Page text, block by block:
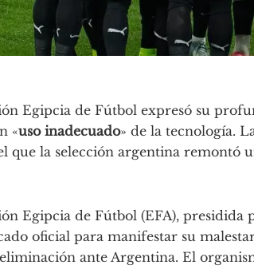
Egipcia de Fútbol expresó su
«uso inadecuado» de la tecnología.
que la selección argentina remontó
Egipcia de Fútbol (EFA),
oficial para manifestar su
ante Argentina. El